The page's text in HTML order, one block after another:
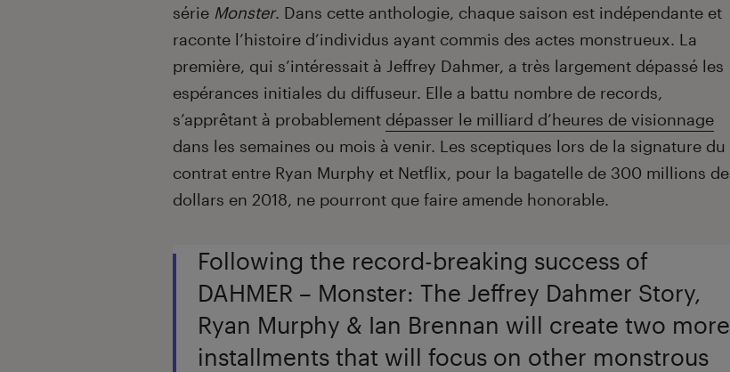
série Monster. Dans cette anthologie, chaque saison est indépendante et
raconte l’histoire d’individus ayant commis des actes monstrueux. La
première, qui s’intéressait à Jeffrey Dahmer, a très largement dépassé les
espérances initiales du diffuseur. Elle a battu nombre de records,
s’apprêtant à probablement dépasser le milliard d’heures de visionnage
dans les semaines ou mois à venir. Les sceptiques lors de la signature du
contrat entre Ryan Murphy et Netflix, pour la bagatelle de 300 millions de
dollars en 2018, ne pourront que faire amende honorable.
Following the record-breaking success of
DAHMER – Monster: The Jeffrey Dahmer Story,
Ryan Murphy & Ian Brennan will create two more
installments that will focus on other monstrous